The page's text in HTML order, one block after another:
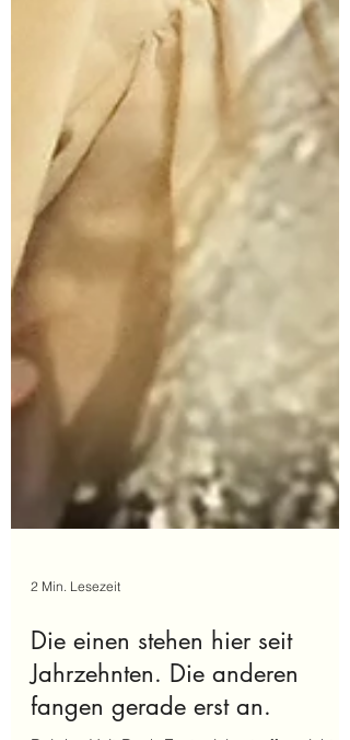
2 Min. Lesezeit